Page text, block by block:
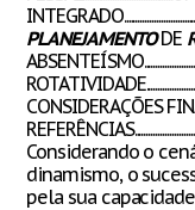
PLANEJAMENTODE
CONSIDERAÇÕES FINAIS
Considerando o
dinamismo, o
pela sua